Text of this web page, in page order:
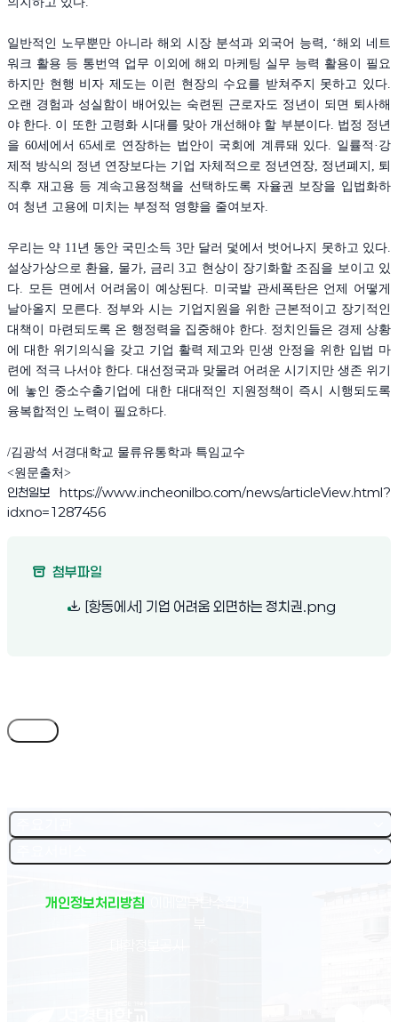
일반적인 노무뿐만 아니라 해외 시장 분석과 외국어 능력, ‘해외 네트
워크 활용 등 통번역 업무 이외에 해외 마케팅 실무 능력 활용이 필요
하지만 현행 비자 제도는 이런 현장의 수요를 받쳐주지 못하고 있다.
오랜 경험과 성실함이 배어있는 숙련된 근로자도 정년이 되면 퇴사해
야 한다. 이 또한 고령화 시대를 맞아 개선해야 할 부분이다. 법정 정년
을 60세에서 65세로 연장하는 법안이 국회에 계류돼 있다. 일률적·강
제적 방식의 정년 연장보다는 기업 자체적으로 정년연장, 정년폐지, 퇴
직후 재고용 등 계속고용정책을 선택하도록 자율권 보장을 입법화하
여 청년 고용에 미치는 부정적 영향을 줄여보자.
우리는 약 11년 동안 국민소득 3만 달러 덫에서 벗어나지 못하고 있다.
설상가상으로 환율, 물가, 금리 3고 현상이 장기화할 조짐을 보이고 있
다. 모든 면에서 어려움이 예상된다. 미국발 관세폭탄은 언제 어떻게
날아올지 모른다. 정부와 시는 기업지원을 위한 근본적이고 장기적인
대책이 마련되도록 온 행정력을 집중해야 한다. 정치인들은 경제 상황
에 대한 위기의식을 갖고 기업 활력 제고와 민생 안정을 위한 입법 마
련에 적극 나서야 한다. 대선정국과 맞물려 어려운 시기지만 생존 위기
에 놓인 중소수출기업에 대한 대대적인 지원정책이 즉시 시행되도록
융복합적인 노력이 필요하다.
/김광석 서경대학교 물류유통학과 특임교수
<원문출처>
인천일보 https://www.incheonilbo.com/news/articleView.html?
idxno=1287456
첨부파일
[항동에서] 기업 어려움 외면하는 정치권.png
개인정보처리방침